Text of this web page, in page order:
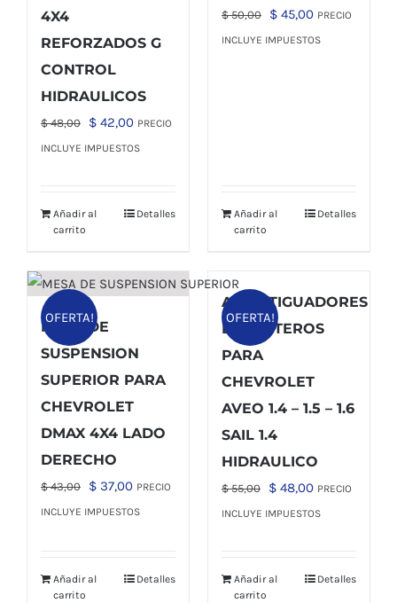
4X4
REFORZADOS G
CONTROL
HIDRAULICOS
$48,00
El
precio
$ 48,00.
$ 42,00El
precio
$ 42,00.
PRECIO
INCLUYE IMPUESTOS
Añadir al
carrito
Detalles
$50,00
El
precio
$ 45,00El
precio
PRECIO
INCLUYE IMPUESTOS
Añadir al
carrito
Detalles
OFERTA!
MESA DE
SUSPENSION
SUPERIOR PARA
CHEVROLET
DMAX 4X4 LADO
DERECHO
$43,00
El
precio
$ 43,00.
$ 37,00El
precio
$ 37,00.
PRECIO
INCLUYE IMPUESTOS
Añadir al
carrito
Detalles
OFERTA!
AMORTIGUADORES
DELANTEROS
PARA
CHEVROLET
AVEO 1.4 – 1.5 – 1.6
SAIL 1.4
HIDRAULICO
$55,00
El
precio
$ 55,00.
$ 48,00El
precio
$ 48,00.
PRECIO
INCLUYE IMPUESTOS
Añadir al
carrito
Detalles